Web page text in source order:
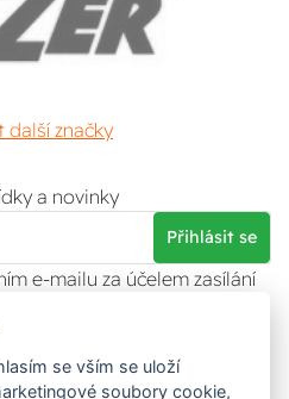
další značky
a novinky
Přihlásit se
e-mailu za účelem zasílání
v
kdykoliv odvolat.
se vším se uloží
soubory cookie,